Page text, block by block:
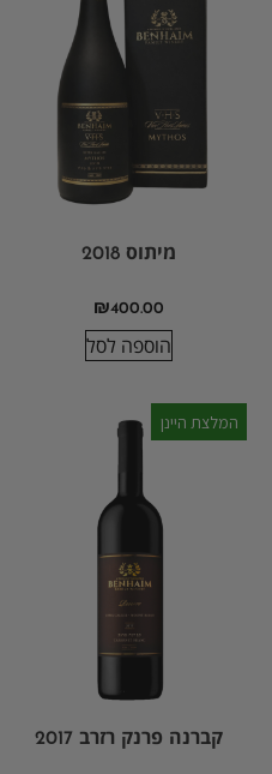
מיתוס 2018
₪400.00
הוספה לסל
המלצת היינן
קברנה פרנק רזרב 2017